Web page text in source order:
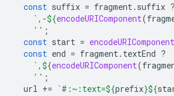
const suffix = fragment . suffix ?
`,-${encodeURIComponent(
'' ;
const start = encodeURIComponent
const end = fragment . textEnd ?
`, ${encodeURIComponent(
'' ;
url += `#:~:text=${prefix}${